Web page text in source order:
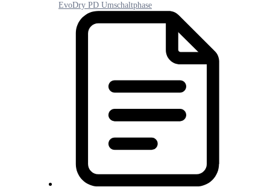
EvoDry PD Umschaltphase